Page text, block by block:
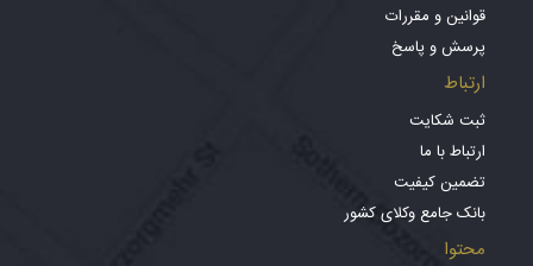
قوانین و مقررات
پرسش و پاسخ
ارتباط
ثبت شکایت
ارتباط با ما
تضمین کیفیت
بانک جامع وکلای کشور
محتوا